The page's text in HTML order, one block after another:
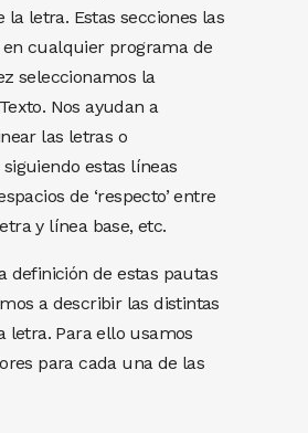
letra. Estas secciones las
cualquier programa de
seleccionamos la
Nos ayudan a
las letras o
estas líneas
de ‘respecto’ entre
y línea base, etc.
definición de estas pautas
a describir las distintas
letra. Para ello usamos
para cada una de las